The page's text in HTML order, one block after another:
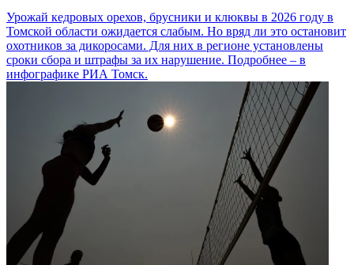
Урожай кедровых орехов, брусники и клюквы в 2026 году в
Томской области ожидается слабым. Но вряд ли это остановит
охотников за дикоросами. Для них в регионе установлены
сроки сбора и штрафы за их нарушение. Подробнее – в
инфографике РИА Томск.